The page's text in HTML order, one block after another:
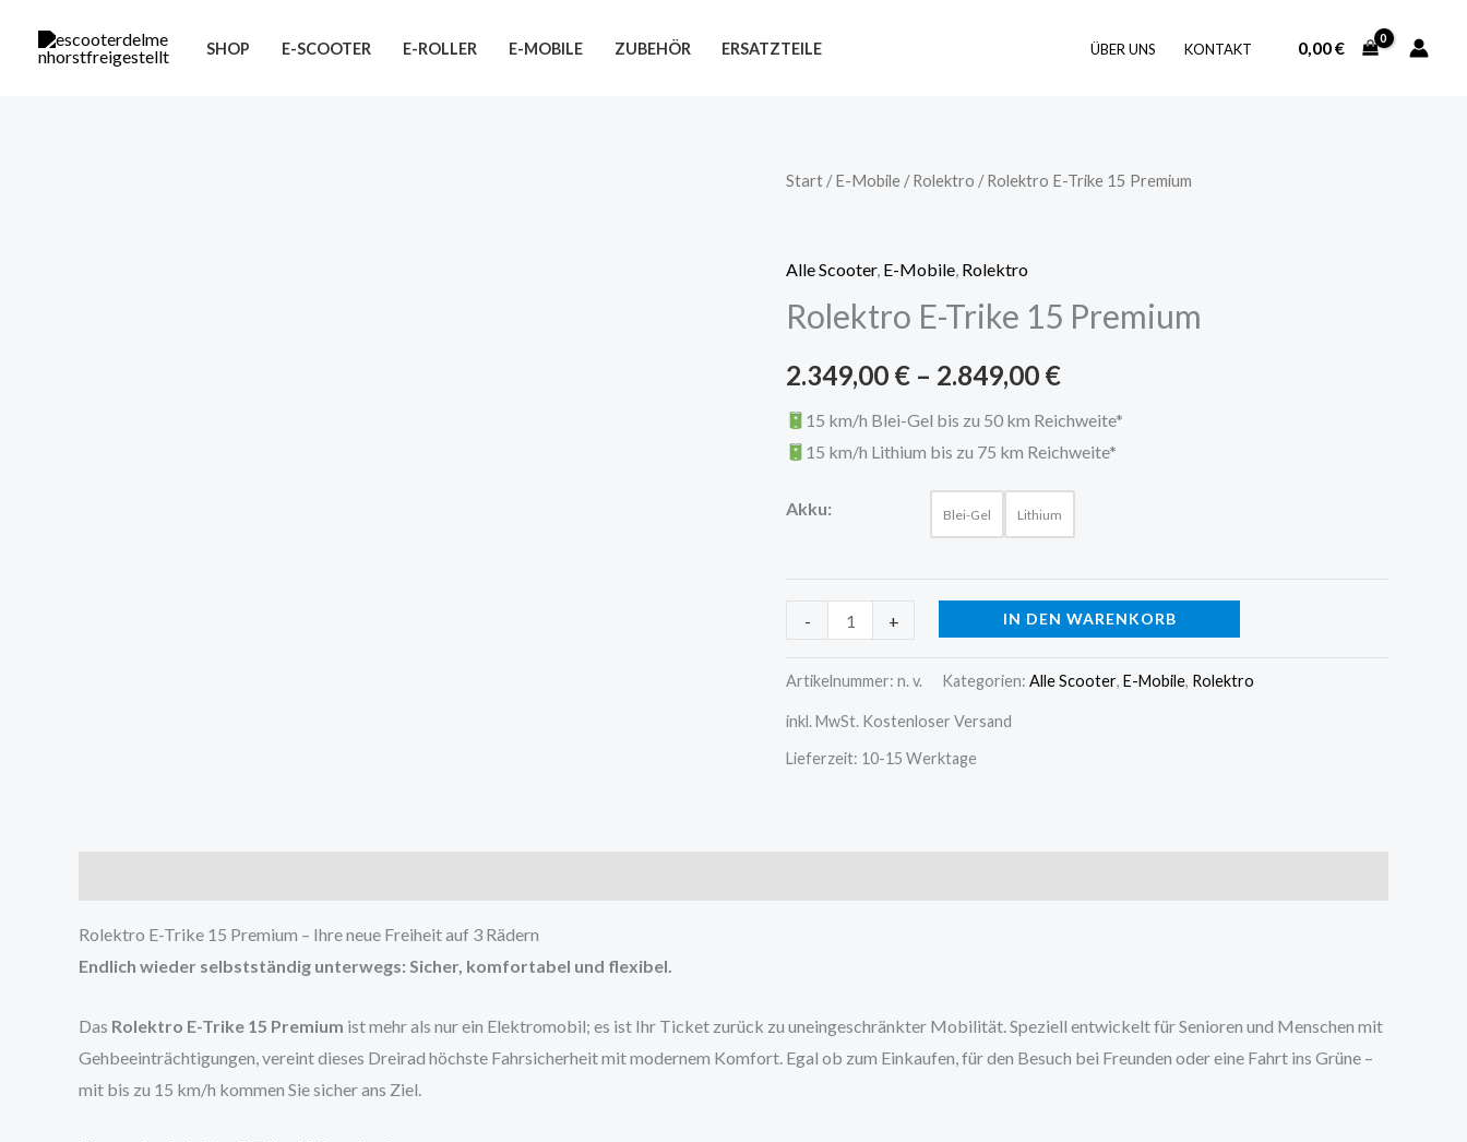
Inhalt
SHOP E-SCOOTER E-ROLLER E-MOBILE ZUBEHÖR ERSATZTEILE ÜBER UNS KONTAKT 0,00€
Start /E-Mobile /Rolektro / Rolektro E-Trike 15 Premium
Alle Scooter, E-Mobile Rolektro
Rolektro E-Trike 15 Premium
2.349,00 € – 2.849,00 €
15 km/h Blei-Gel bis zu 50 km Reichweite*
15 km/h Lithium bis zu 75 km Reichweite*
Akku: Blei-Gel Lithium
-
Rolektro
15
Premium
+ IN DEN WARENKORB
Artikelnummer: n. v. Kategorien: Alle Scooter, E-Mobile, Rolektro
inkl. MwSt. Kostenloser Versand
Lieferzeit: 10-15 Werktage
Rolektro E-Trike 15 Premium – Ihre neue Freiheit auf 3 Rädern
Endlich wieder selbstständig unterwegs: Sicher, komfortabel und flexibel.
Das Rolektro E-Trike 15 Premium ist mehr als nur ein Elektromobil; es ist Ihr Ticket zurück zu uneingeschränkter Mobilität. Speziell entwickelt für Senioren und Menschen mit
Gehbeeinträchtigungen, vereint dieses Dreirad höchste Fahrsicherheit mit modernem Komfort. Egal ob zum Einkaufen, für den Besuch bei Freunden oder eine Fahrt ins Grüne –
mit bis zu 15 km/h kommen Sie sicher ans Ziel.